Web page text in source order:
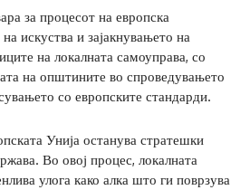
за процесот на европска
искуства и зајакнувањето на
на локалната самоуправа, со
на општините во спроведувањето
со европските стандарди.
Унија останува стратешки
Во овој процес, локалната
улога како алка што ги поврзува